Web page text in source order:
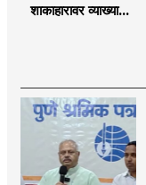
शाकाहारावर व्याख्यान